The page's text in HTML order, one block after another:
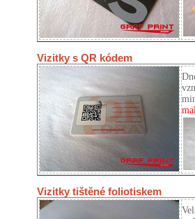
Vizitky s QR kódem
Vizitky tištěné foliotiskem